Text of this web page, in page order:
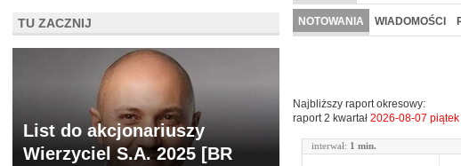
NOTOWANIA WIADOMOŚCI
Najbliższy raport okresowy:
raport 2 kwartał 2026-08-07 piątek
interwał: 1 min.
TU ZACZNIJ
List do akcjonariuszy
Wierzyciel S.A. 2025 [BR